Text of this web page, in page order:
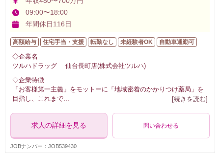
09:00〜18:00
年間休日116日
高額給与 住宅手当・支援 転勤なし 未経験者OK 自動車通勤可
◇企業名
ツルハドラッグ 仙台長町店(株式会社ツルハ)
◇企業特徴
「お客様第一主義」をモットーに「地域密着のかかりつけ薬局」を
目指し、これまで... [続きを読む]
求人の詳細を見る 問い合わせる
JOBナンバー：JOB539430